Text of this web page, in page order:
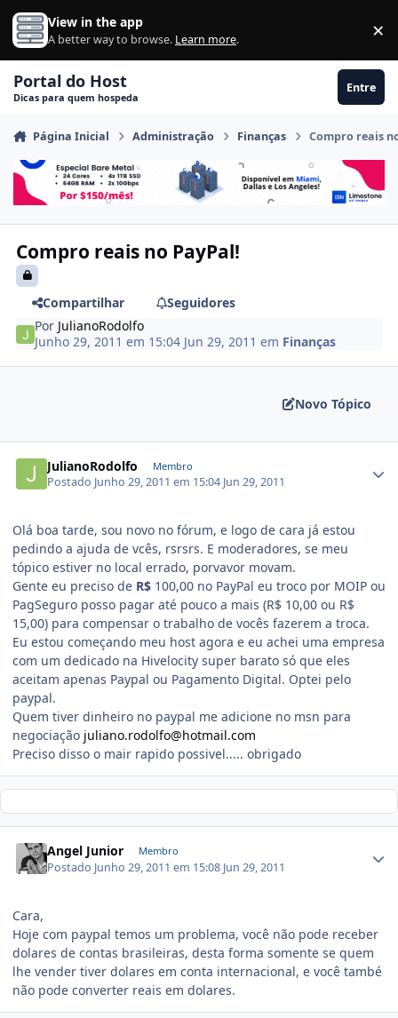
Ir para conteúdo
View in the app
A better way to browse. Learn more. ×
Portal do Host
Dicas para quem hospeda
Entre
Página Inicial Administração Finanças Compro reais
Compro reais no PayPal!
Compartilhar
Seguidores
Por JulianoRodolfo
Junho 29, 2011 em 15:04 Jun 29, 2011 em Finanças
Novo Tópico
JulianoRodolfo Membro
Postado Junho 29, 2011 em 15:04 Jun 29, 2011
Olá boa tarde, sou novo no fórum, e logo de cara já estou
pedindo a ajuda de vcês, rsrsrs. E moderadores, se meu
tópico estiver no local errado, porvavor movam.
Gente eu preciso de R$ 100,00 no PayPal eu troco por MOIP ou
PagSeguro posso pagar até pouco a mais (R$ 10,00 ou R$
15,00) para compensar o trabalho de vocês fazerem a troca.
Eu estou começando meu host agora e eu achei uma empresa
com um dedicado na Hivelocity super barato só que eles
aceitam apenas Paypal ou Pagamento Digital. Optei pelo
paypal.
Quem tiver dinheiro no paypal me adicione no msn para
negociação juliano.rodolfo@hotmail.com
Preciso disso o mair rapido possivel..... obrigado
Angel Junior Membro
Postado Junho 29, 2011 em 15:08 Jun 29, 2011
Cara,
Hoje com paypal temos um problema, você não pode receber
dolares de contas brasileiras, desta forma somente se quem
lhe vender tiver dolares em conta internacional, e você també
não pode converter reais em dolares.